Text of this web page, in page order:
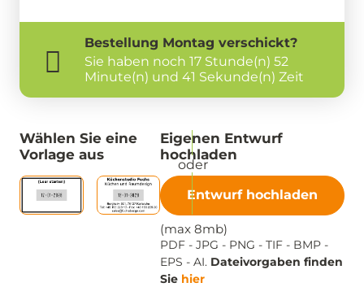
Bestellung Montag verschickt?
Sie haben noch 17 Stunde(n) 52
Minute(n) und 40 Sekunde(n) Zeit
Wählen Sie eine
Vorlage aus
Eigenen Entwurf
hochladen
Entwurf hochladen
(max 8mb)
PDF - JPG - PNG - TIF - BMP -
EPS - AI. Dateivorgaben finden
Sie hier